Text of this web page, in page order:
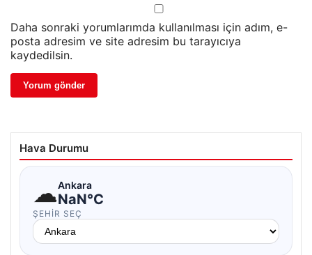
Daha sonraki yorumlarımda kullanılması için adım, e-
posta adresim ve site adresim bu tarayıcıya
kaydedilsin.
Hava Durumu
☁Ankara
NaN°C
ŞEHIR SEÇ